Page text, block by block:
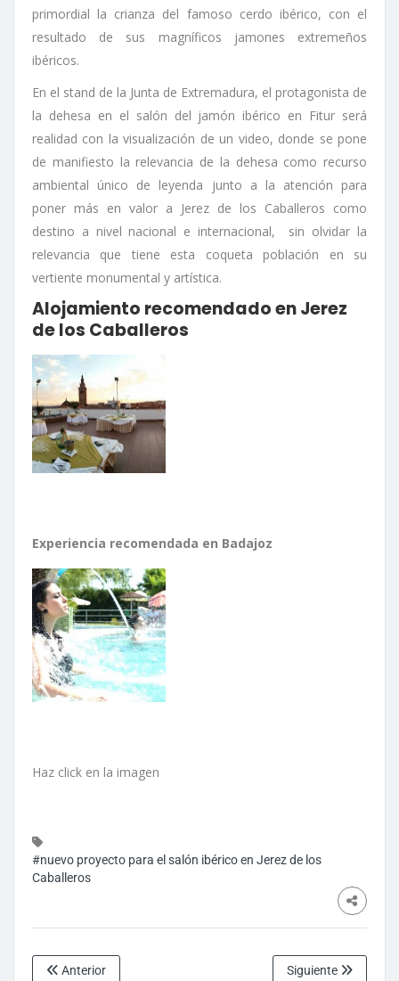
primordial la crianza del famoso cerdo ibérico, con el
resultado de sus magníficos jamones extremeños
ibéricos.
En el stand de la Junta de Extremadura, el protagonista de
la dehesa en el salón del jamón ibérico en Fitur será
realidad con la visualización de un video, donde se pone
de manifiesto la relevancia de la dehesa como recurso
ambiental único de leyenda junto a la atención para
poner más en valor a Jerez de los Caballeros como
destino a nivel nacional e internacional, sin olvidar la
relevancia que tiene esta coqueta población en su
vertiente monumental y artística.
Alojamiento recomendado en Jerez
de los Caballeros
Experiencia recomendada en Badajoz
Haz click en la imagen
#nuevo proyecto para el salón ibérico en Jerez de los
Caballeros
Anterior Siguiente